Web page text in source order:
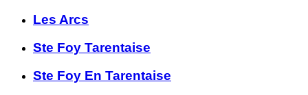
Les Arcs
Ste Foy Tarentaise
Ste Foy En Tarentaise